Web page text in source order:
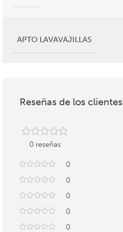
APTO LAVAVAJILLAS
Reseñas de los clientes
0 reseñas
0
0
0
0
0